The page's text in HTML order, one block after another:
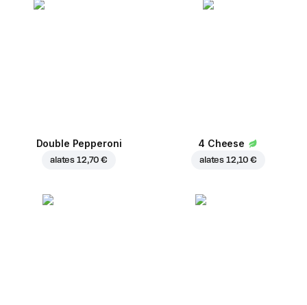
Double Pepperoni
alates 12,70 €
4 Cheese
alates 12,10 €